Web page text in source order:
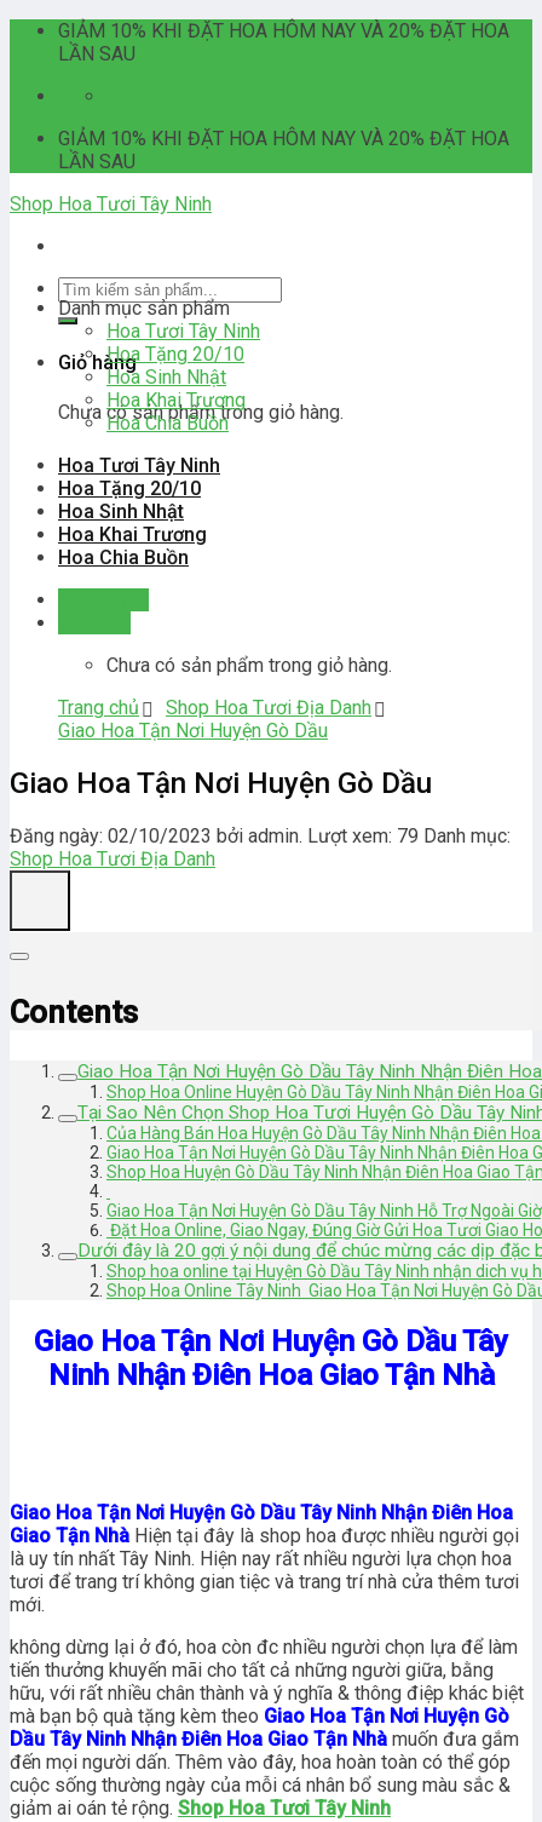
Skip
GIẢM 10% KHI ĐẶT HOA HÔM NAY VÀ 20% ĐẶT HOA
LẦN SAU
GIẢM 10% KHI ĐẶT HOA HÔM NAY VÀ 20% ĐẶT HOA
LẦN SAU
Shop Hoa Tươi Tây Ninh
Tìm
kiếm:
Giỏ hàng
Chưa có sản phẩm trong giỏ hàng.
Danh mục sản phẩm
Hoa Tươi Tây Ninh
Hoa Tặng 20/10
Hoa Sinh Nhật
Hoa Khai Trương
Hoa Chia Buồn
Hoa Tươi Tây Ninh
Hoa Tặng 20/10
Hoa Sinh Nhật
Hoa Khai Trương
Hoa Chia Buồn
Chưa có sản phẩm trong giỏ hàng.
Trang chủ
Shop Hoa Tươi Địa Danh
Giao Hoa Tận Nơi Huyện Gò Dầu
Giao Hoa Tận Nơi Huyện Gò Dầu
Đăng ngày: 02/10/2023 bởi admin. Lượt xem: 79 Danh mục:
Shop Hoa Tươi Địa Danh
Contents
Giao Hoa Tận Nơi Huyện Gò Dầu Tây Ninh Nhận Điên
Shop Hoa Online Huyện Gò Dầu Tây Ninh Nhận Điên Hoa
Tại Sao Nên Chọn Shop Hoa Tươi Huyện Gò Dầu Tây
Của Hàng Bán Hoa Huyện Gò Dầu Tây Ninh Nhận Điên
Giao Hoa Tận Nơi Huyện Gò Dầu Tây Ninh Nhận Điên Hoa
Shop Hoa Huyện Gò Dầu Tây Ninh Nhận Điên Hoa Giao
Giao Hoa Tận Nơi Huyện Gò Dầu Tây Ninh Hỗ Trợ Ngoài
Đặt Hoa Online, Giao Ngay, Đúng Giờ Gửi Hoa Tươi Giao
Dưới đây là 20 gợi ý nội dung để chúc mừng các dịp đặc
Shop hoa online tại Huyện Gò Dầu Tây Ninh nhận dich vụ
Shop Hoa Online Tây Ninh Giao Hoa Tận Nơi Huyện Gò
Giao Hoa Tận Nơi Huyện Gò Dầu Tây
Ninh Nhận Điên Hoa Giao Tận Nhà
Giao Hoa Tận Nơi Huyện Gò Dầu Tây Ninh Nhận Điên Hoa
Giao Tận Nhà Hiện tại đây là shop hoa được nhiều người gọi
là uy tín nhất Tây Ninh. Hiện nay rất nhiều người lựa chọn hoa
tươi để trang trí không gian tiệc và trang trí nhà cửa thêm tươi
mới.
không dừng lại ở đó, hoa còn đc nhiều người chọn lựa để làm
tiến thưởng khuyến mãi cho tất cả những người giữa, bằng
hữu, với rất nhiều chân thành và ý nghĩa & thông điệp khác biệt
mà bạn bộ quà tặng kèm theo Giao Hoa Tận Nơi Huyện Gò
Dầu Tây Ninh Nhận Điên Hoa Giao Tận Nhà muốn đưa gắm
đến mọi người dấn. Thêm vào đây, hoa hoàn toàn có thể góp
cuộc sống thường ngày của mỗi cá nhân bổ sung màu sắc &
giảm ai oán tẻ rộng. Shop Hoa Tươi Tây Ninh